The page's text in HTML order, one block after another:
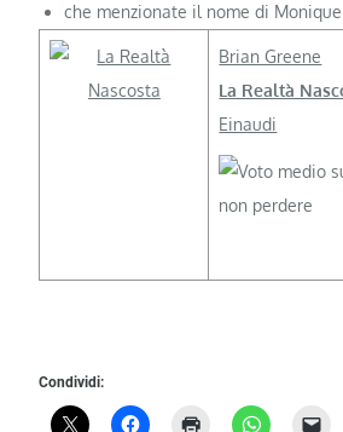
che menzionate il nome di
Brian Greene
La Realtà
Einaudi
Condividi: